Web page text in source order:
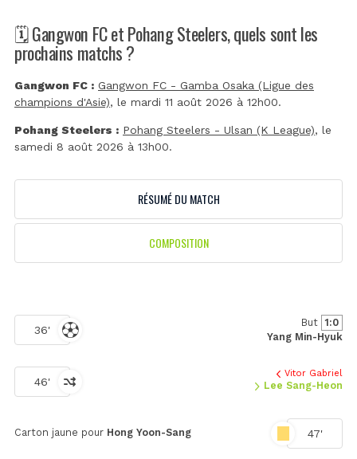
🗓️ Gangwon FC et Pohang Steelers, quels sont les
prochains matchs ?
Gangwon FC : Gangwon FC - Gamba Osaka (Ligue des
champions d'Asie), le mardi 11 août 2026 à 12h00.
Pohang Steelers : Pohang Steelers - Ulsan (K League), le
samedi 8 août 2026 à 13h00.
RÉSUMÉ DU MATCH
COMPOSITION
36'
But 1:0
Yang Min-Hyuk
46'
Vitor Gabriel
Lee Sang-Heon
47'
Carton jaune pour Hong Yoon-Sang